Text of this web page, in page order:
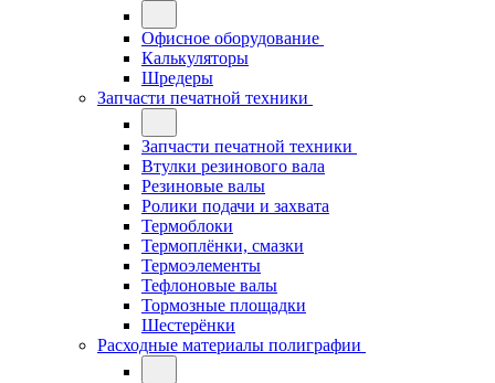
Офисное оборудование
Калькуляторы
Шредеры
Запчасти печатной техники
Запчасти печатной техники
Втулки резинового вала
Резиновые валы
Ролики подачи и захвата
Термоблоки
Термоплёнки, смазки
Термоэлементы
Тефлоновые валы
Тормозные площадки
Шестерёнки
Расходные материалы полиграфии